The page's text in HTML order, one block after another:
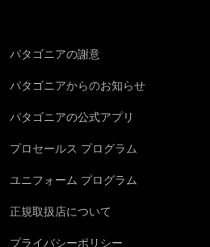
パタゴニアの謝意
パタゴニアからのお知らせ
パタゴニアの公式アプリ
プロセールス プログラム
ユニフォーム プログラム
正規取扱店について
プライバシーポリシー